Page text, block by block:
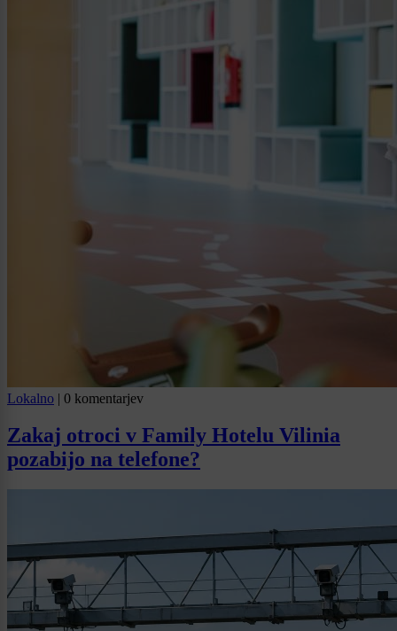
Lokalno | 0 komentarjev
Zakaj otroci v Family Hotelu Vilinia
pozabijo na telefone?